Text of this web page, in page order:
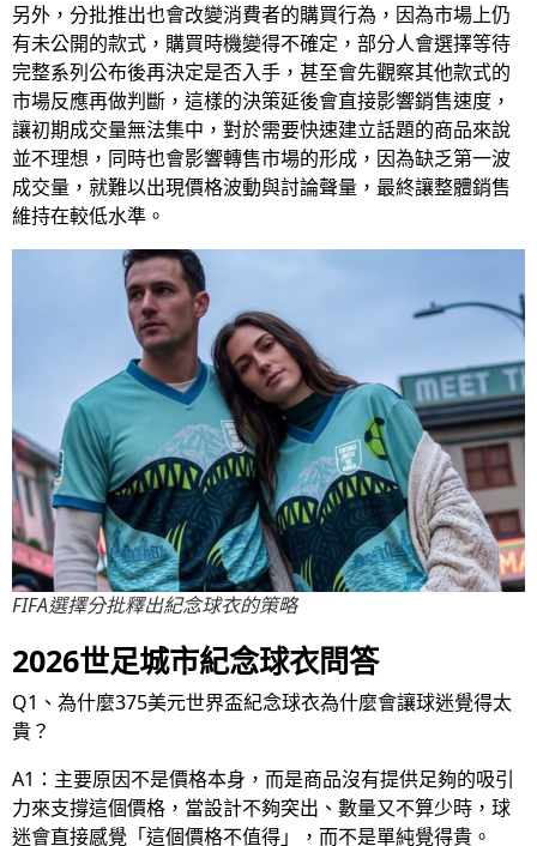
另外，分批推出也會改變消費者的購買行為，因為市場上仍
有未公開的款式，購買時機變得不確定，部分人會選擇等待
完整系列公布後再決定是否入手，甚至會先觀察其他款式的
市場反應再做判斷，這樣的決策延後會直接影響銷售速度，
讓初期成交量無法集中，對於需要快速建立話題的商品來說
並不理想，同時也會影響轉售市場的形成，因為缺乏第一波
成交量，就難以出現價格波動與討論聲量，最終讓整體銷售
維持在較低水準。
FIFA選擇分批釋出紀念球衣的策略
2026世足城市紀念球衣問答
Q1、為什麼375美元世界盃紀念球衣為什麼會讓球迷覺得太
貴？
A1：主要原因不是價格本身，而是商品沒有提供足夠的吸引
力來支撐這個價格，當設計不夠突出、數量又不算少時，球
迷會直接感覺「這個價格不值得」，而不是單純覺得貴。